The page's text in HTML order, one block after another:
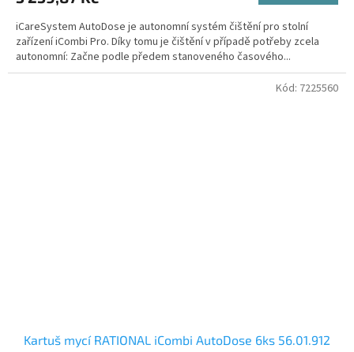
iCareSystem AutoDose je autonomní systém čištění pro stolní
zařízení iCombi Pro. Díky tomu je čištění v případě potřeby zcela
autonomní: Začne podle předem stanoveného časového...
Kartuš mycí RATIONAL iCombi AutoDose 6ks 56.01.912
Kód: 7225560